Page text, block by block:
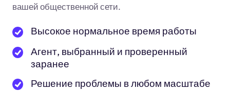
вашей общественной сети.
Высокое нормальное время работы
Агент, выбранный и проверенный
заранее
Решение проблемы в любом масштабе